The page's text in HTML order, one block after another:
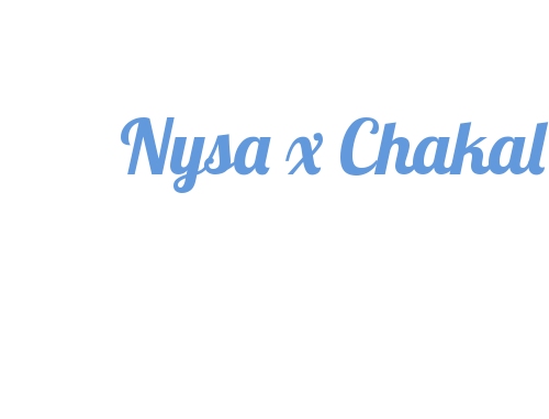
Nysa x Chakal